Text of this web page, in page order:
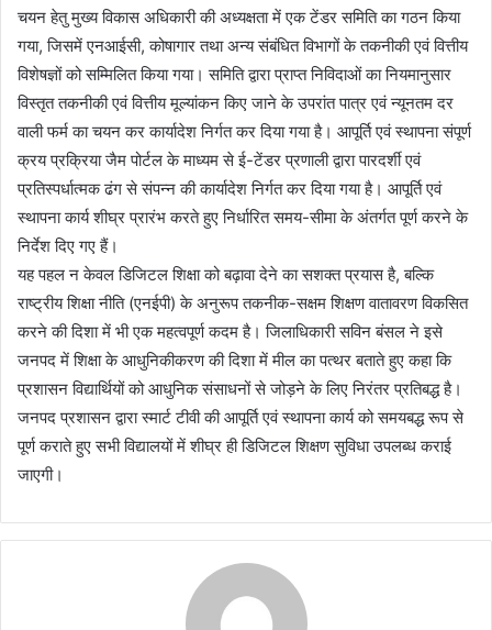
चयन हेतु मुख्य विकास अधिकारी की अध्यक्षता में एक टेंडर समिति का गठन किया
गया, जिसमें एनआईसी, कोषागार तथा अन्य संबंधित विभागों के तकनीकी एवं वित्तीय
विशेषज्ञों को सम्मिलित किया गया। समिति द्वारा प्राप्त निविदाओं का नियमानुसार
विस्तृत तकनीकी एवं वित्तीय मूल्यांकन किए जाने के उपरांत पात्र एवं न्यूनतम दर
वाली फर्म का चयन कर कार्यादेश निर्गत कर दिया गया है। आपूर्ति एवं स्थापना संपूर्ण
क्रय प्रक्रिया जैम पोर्टल के माध्यम से ई-टेंडर प्रणाली द्वारा पारदर्शी एवं
प्रतिस्पर्धात्मक ढंग से संपन्न की कार्यादेश निर्गत कर दिया गया है। आपूर्ति एवं
स्थापना कार्य शीघ्र प्रारंभ करते हुए निर्धारित समय-सीमा के अंतर्गत पूर्ण करने के
निर्देश दिए गए हैं।
यह पहल न केवल डिजिटल शिक्षा को बढ़ावा देने का सशक्त प्रयास है, बल्कि
राष्ट्रीय शिक्षा नीति (एनईपी) के अनुरूप तकनीक-सक्षम शिक्षण वातावरण विकसित
करने की दिशा में भी एक महत्वपूर्ण कदम है। जिलाधिकारी सविन बंसल ने इसे
जनपद में शिक्षा के आधुनिकीकरण की दिशा में मील का पत्थर बताते हुए कहा कि
प्रशासन विद्यार्थियों को आधुनिक संसाधनों से जोड़ने के लिए निरंतर प्रतिबद्ध है।
जनपद प्रशासन द्वारा स्मार्ट टीवी की आपूर्ति एवं स्थापना कार्य को समयबद्ध रूप से
पूर्ण कराते हुए सभी विद्यालयों में शीघ्र ही डिजिटल शिक्षण सुविधा उपलब्ध कराई
जाएगी।